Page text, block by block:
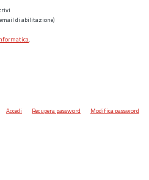
di abilitazione)
.
Accedi Recupera password Modifica password